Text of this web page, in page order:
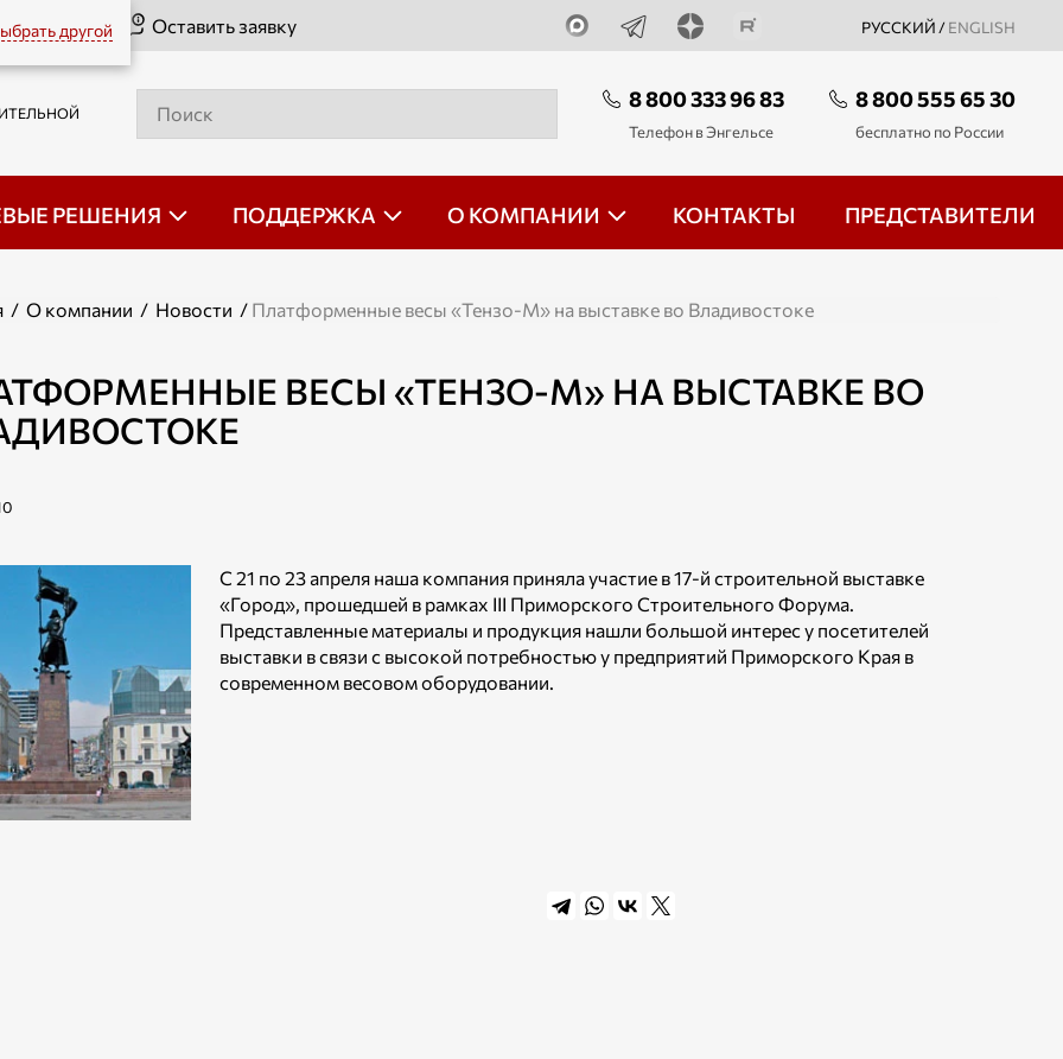
другой РУССКИЙ / ENGLISH
Оставить заявку
8 800 333 96 83
Телефон в Энгельсе
8 800 555 65 30
бесплатно по России
РЕШЕНИЯ ПОДДЕРЖКА О КОМПАНИИ КОНТАКТЫ ПРЕДСТАВИТЕЛИ
/ О компании / Новости / Платформенные весы «Тензо-М» на выставке во Владивостоке
ВЕСЫ «ТЕНЗО-М» НА ВЫСТАВКЕ ВО
С 21 по 23 апреля наша компания приняла участие в 17-й строительной выставке
«Город», прошедшей в рамках III Приморского Строительного Форума.
Представленные материалы и продукция нашли большой интерес у посетителей
выставки в связи с высокой потребностью у предприятий Приморского Края в
современном весовом оборудовании.